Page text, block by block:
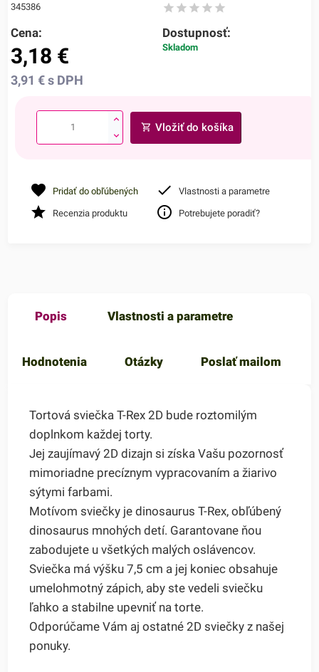
345386
Cena:
3,18 €
3,91€ s DPH
Dostupnosť:
Skladom
Vložiť do košíka
Pridať do obľúbených Vlastnosti a parametre
Recenzia produktu Potrebujete poradiť?
Popis Vlastnosti a parametre
Hodnotenia Otázky Poslať mailom
Tortová sviečka T-Rex 2D bude roztomilým
doplnkom každej torty.
Jej zaujímavý 2D dizajn si získa Vašu pozornosť
mimoriadne precíznym vypracovaním a žiarivo
sýtymi farbami.
Motívom sviečky je dinosaurus T-Rex, obľúbený
dinosaurus mnohých detí. Garantovane ňou
zabodujete u všetkých malých oslávencov.
Sviečka má výšku 7,5 cm a jej koniec obsahuje
umelohmotný zápich, aby ste vedeli sviečku
ľahko a stabilne upevniť na torte.
Odporúčame Vám aj ostatné 2D sviečky z našej
ponuky.